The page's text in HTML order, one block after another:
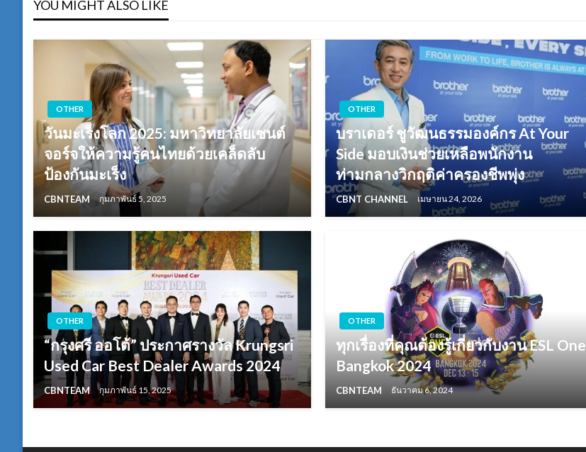
YOU MIGHT ALSO LIKE
OTHER
วันมะเร็งโลก 2025: มหาวิทยาลัยเซนต์
จอร์จให้ความรู้คนไทยด้วยเคล็ดลับ
ป้องกันมะเร็ง
CBNTEAM กุมภาพันธ์ 5, 2025
OTHER
บราเดอร์ ชูวัฒนธรรมองค์กร At Your
Side มอบเงินช่วยเหลือพนักงาน
ท่ามกลางวิกฤติค่าครองชีพพุ่ง
CBNT CHANNEL เมษายน 24, 2026
OTHER
“กรุงศรี ออโต้” ประกาศรางวัล Krungsri
Used Car Best Dealer Awards 2024
CBNTEAM กุมภาพันธ์ 15, 2025
OTHER
ทุกเรื่องที่คุณต้องรู้เกี่ยวกับงาน ESL One
Bangkok 2024
CBNTEAM ธันวาคม 6, 2024